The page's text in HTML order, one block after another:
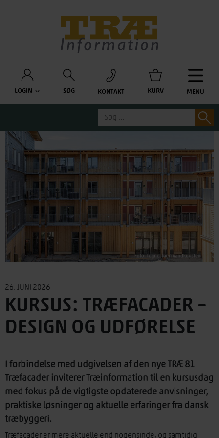
LOGIN SØG KONTAKT KURV MENU
Søg
efter:
26. JUNI 2026
KURSUS: TRÆFACADER –
DESIGN OG UDFØRELSE
I forbindelse med udgivelsen af den nye TRÆ 81
Træfacader inviterer Træinformation til en kursusdag
med fokus på de vigtigste opdaterede anvisninger,
praktiske løsninger og aktuelle erfaringer fra dansk
træbyggeri.
Træfacader er mere aktuelle end nogensinde, og samtidig